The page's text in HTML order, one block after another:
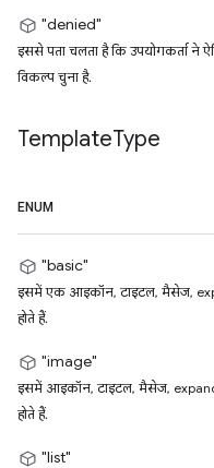
"denied"
इससे पता चलता है कि उपयोगकर्ता
विकल्प चुना है.
TemplateType
ENUM
"basic"
इसमें एक आइकॉन, टाइटल, मैसेज,
होते हैं.
"image"
इसमें आइकॉन, टाइटल, मैसेज,
होते हैं.
"list"